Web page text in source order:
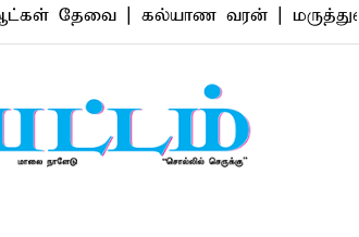
| கல்யாண வரன் | மருத்துவம் |